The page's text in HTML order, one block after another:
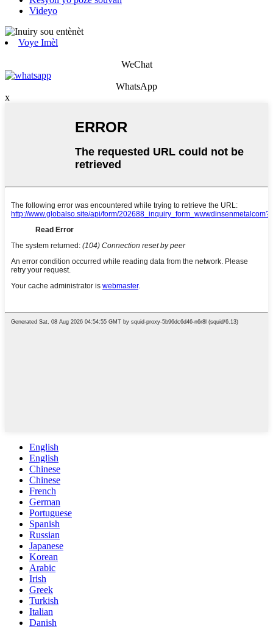
Videyo
Voye Imèl
WeChat
WhatsApp
x
English
English
Chinese
Chinese
French
German
Portuguese
Spanish
Russian
Japanese
Korean
Arabic
Irish
Greek
Turkish
Italian
Danish